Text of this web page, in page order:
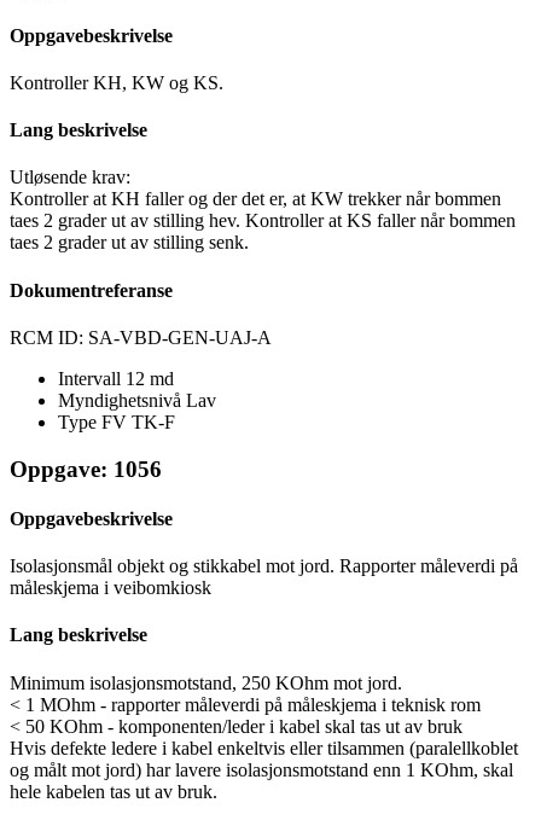
Oppgavebeskrivelse
Kontroller KH, KW og KS.
Lang beskrivelse
Utløsende krav:
Kontroller at KH faller og der det er, at KW trekker når bommen
taes 2 grader ut av stilling hev. Kontroller at KS faller når bommen
taes 2 grader ut av stilling senk.
Dokumentreferanse
RCM ID: SA-VBD-GEN-UAJ-A
Intervall 12 md
Myndighetsnivå Lav
Type FV TK-F
Oppgave: 1056
Oppgavebeskrivelse
Isolasjonsmål objekt og stikkabel mot jord. Rapporter måleverdi på
måleskjema i veibomkiosk
Lang beskrivelse
Minimum isolasjonsmotstand, 250 KOhm mot jord.
< 1 MOhm - rapporter måleverdi på måleskjema i teknisk rom
< 50 KOhm - komponenten/leder i kabel skal tas ut av bruk
Hvis defekte ledere i kabel enkeltvis eller tilsammen (paralellkoblet
og målt mot jord) har lavere isolasjonsmotstand enn 1 KOhm, skal
hele kabelen tas ut av bruk.